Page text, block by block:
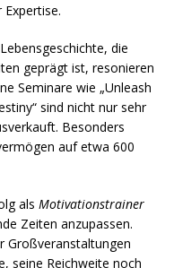
die
geprägt ist, resonieren
Seminare wie „Unleash
sind nicht nur sehr
Besonders
auf etwa 600
als Motivationstrainer
Zeiten anzupassen.
Großveranstaltungen
seine Reichweite noch